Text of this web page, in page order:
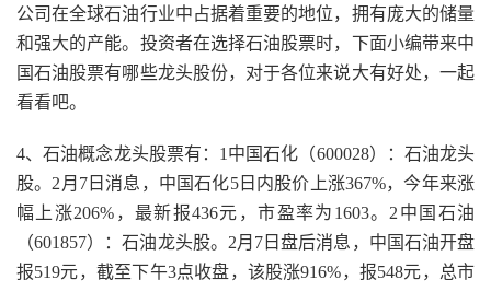
公司在全球石油行业中占据着重要的地位，拥有庞大的储量
和强大的产能。投资者在选择石油股票时，下面小编带来中
国石油股票有哪些龙头股份，对于各位来说大有好处，一起
看看吧。
4、石油概念龙头股票有：1中国石化（600028）：石油龙头
股。2月7日消息，中国石化5日内股价上涨367%，今年来涨
幅上涨206%，最新报436元，市盈率为1603。2中国石油
（601857）：石油龙头股。2月7日盘后消息，中国石油开盘
报519元，截至下午3点收盘，该股涨916%，报548元，总市